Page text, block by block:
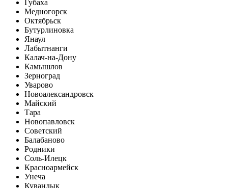
Губаха
Медногорск
Октябрьск
Бутурлиновка
Янаул
Лабытнанги
Калач-на-Дону
Камышлов
Зерноград
Уварово
Новоалександровск
Майский
Тара
Новопавловск
Советский
Балабаново
Родники
Соль-Илецк
Красноармейск
Унеча
Кувандык